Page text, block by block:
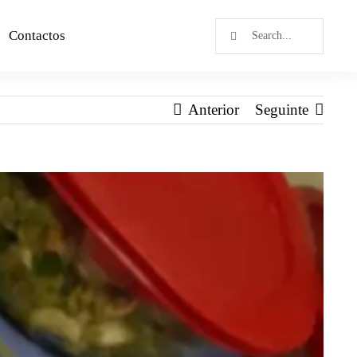
Contactos
Anterior Seguinte